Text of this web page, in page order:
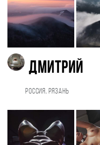
Дмитрий
Россия, Рязань